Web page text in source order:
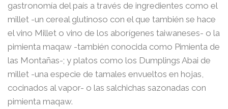
gastronomía del país a través de ingredientes como el
millet -un cereal glutinoso con el que también se hace
el vino Millet o vino de los aborígenes taiwaneses- o la
pimienta maqaw -también conocida como Pimienta de
las Montañas-; y platos como los Dumplings Abai de
millet -una especie de tamales envueltos en hojas,
cocinados al vapor- o las salchichas sazonadas con
pimienta maqaw.